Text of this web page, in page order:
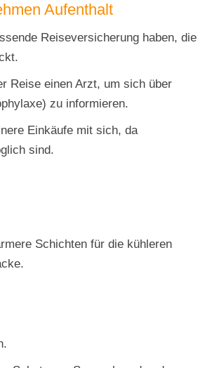
Aufenthalt
Reiseversicherung haben, die
Reise einen Arzt, um sich über
zu informieren.
Einkäufe mit sich, da
sind.
Schichten für die kühleren